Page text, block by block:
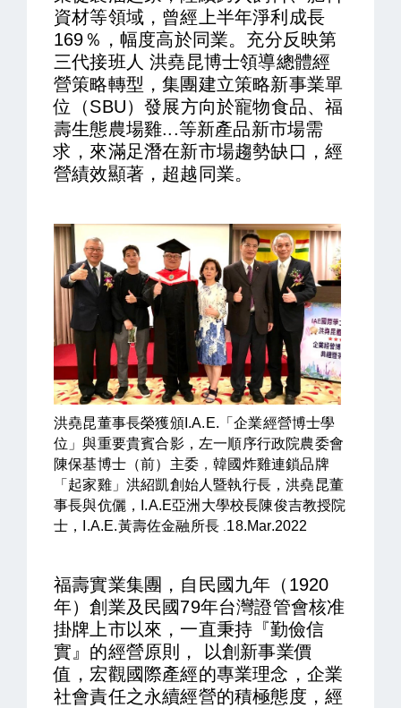
資材等領域，曾經上半年淨利成長
169％，幅度高於同業。充分反映第
三代接班人 洪堯昆博士領導總體經
營策略轉型，集團建立策略新事業單
位（SBU）發展方向於寵物食品、福
壽生態農場雞...等新產品新市場需
求，來滿足潛在新市場趨勢缺口，經
營績效顯著，超越同業。
洪堯昆董事長榮獲頒I.A.E.「企業經營博士學
位」與重要貴賓合影，左一順序行政院農委會
陳保基博士（前）主委 ，韓國炸雞連鎖品牌
「起家雞」洪紹凱創始人暨執行長，洪堯昆董
事長與伉儷，
I.A.E亞洲大學校長陳俊吉教授院
士，
I.A.E.黃壽佐金融所長 .18.Mar.2022
福壽實業集團，自民國九年（1920
年）創業及民國79年台灣證管會核准
掛牌上市以來，一直秉持『勤儉信
實』的經營原則， 以創新事業價
值，宏觀國際產經的專業理念，企業
社會責任之永續經營的積極態度，經